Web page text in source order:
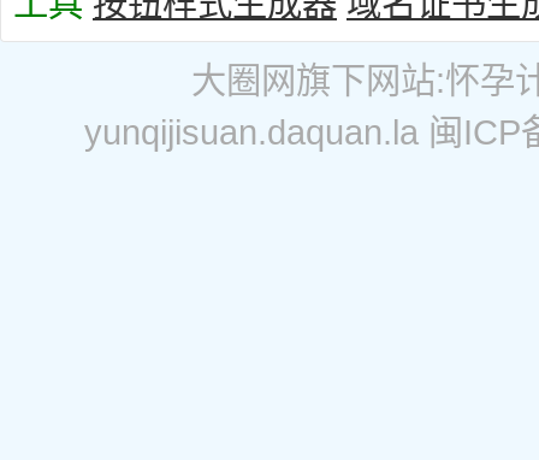
大圈网旗下网站:怀孕
yunqijisuan.daquan.la 闽ICP